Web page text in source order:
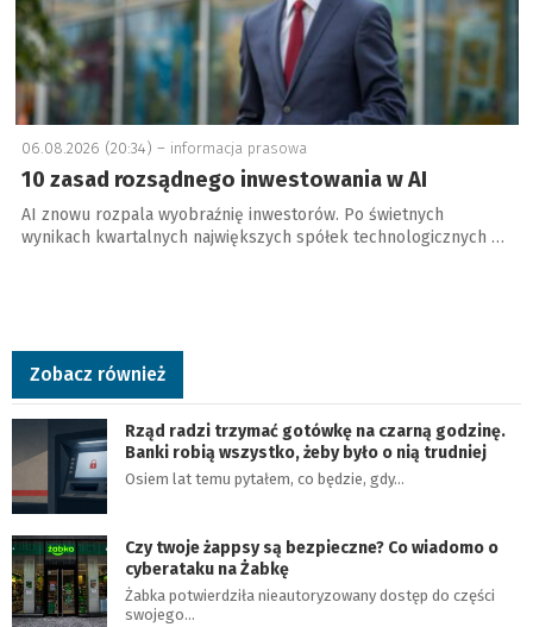
06.08.2026 (20:34) – informacja prasowa
10 zasad rozsądnego inwestowania w AI
AI znowu rozpala wyobraźnię inwestorów. Po świetnych
wynikach kwartalnych największych spółek technologicznych …
Zobacz również
Rząd radzi trzymać gotówkę na czarną godzinę.
Banki robią wszystko, żeby było o nią trudniej
Osiem lat temu pytałem, co będzie, gdy…
Czy twoje żappsy są bezpieczne? Co wiadomo o
cyberataku na Żabkę
Żabka potwierdziła nieautoryzowany dostęp do części
swojego…